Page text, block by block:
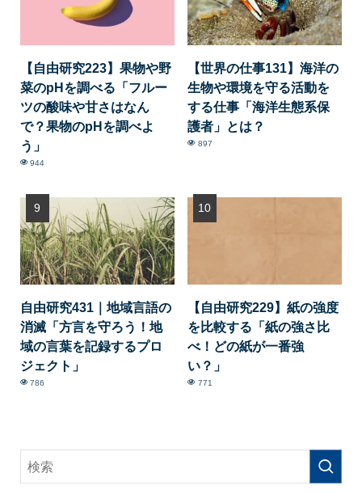
【自由研究223】果物や野
菜のpHを調べる「フルー
ツの酸味や甘さはなん
で？果物のpHを調べよ
う」
944
【世界の仕事131】海洋の
生物や環境を守る活動を
する仕事「海洋生態系保
護者」とは？
897
自由研究431｜地域言語の
消滅「方言を守ろう！地
域の言葉を記録するプロ
ジェクト」
786
【自由研究229】紙の強度
を比較する「紙の強さ比
べ！どの紙が一番強
い？」
771